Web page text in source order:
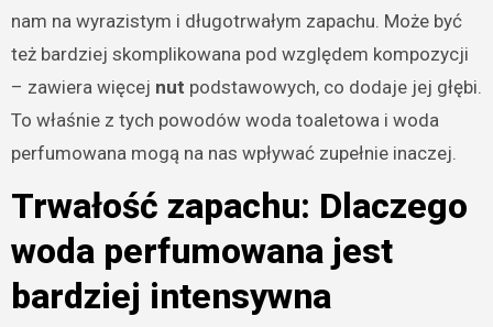
nam na wyrazistym i długotrwałym zapachu. Może być
też bardziej skomplikowana pod względem kompozycji
– zawiera więcej nut podstawowych, co dodaje jej głębi.
To właśnie z tych powodów woda toaletowa i woda
perfumowana mogą na nas wpływać zupełnie inaczej.
Trwałość zapachu: Dlaczego
woda perfumowana jest
bardziej intensywna